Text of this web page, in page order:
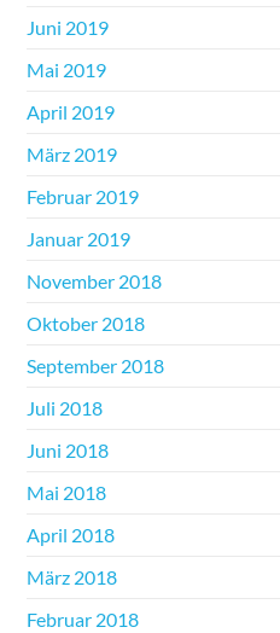
Juni 2019
Mai 2019
April 2019
März 2019
Februar 2019
Januar 2019
November 2018
Oktober 2018
September 2018
Juli 2018
Juni 2018
Mai 2018
April 2018
März 2018
Februar 2018